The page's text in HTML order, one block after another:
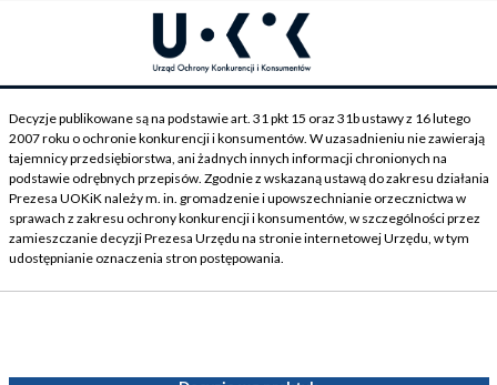
Decyzje publikowane są na podstawie art. 31 pkt 15 oraz 31b ustawy z 16 lutego
2007 roku o ochronie konkurencji i konsumentów. W uzasadnieniu nie zawierają
tajemnicy przedsiębiorstwa, ani żadnych innych informacji chronionych na
podstawie odrębnych przepisów. Zgodnie z wskazaną ustawą do zakresu działania
Prezesa UOKiK należy m. in. gromadzenie i upowszechnianie orzecznictwa w
sprawach z zakresu ochrony konkurencji i konsumentów, w szczególności przez
zamieszczanie decyzji Prezesa Urzędu na stronie internetowej Urzędu, w tym
udostępnianie oznaczenia stron postępowania.